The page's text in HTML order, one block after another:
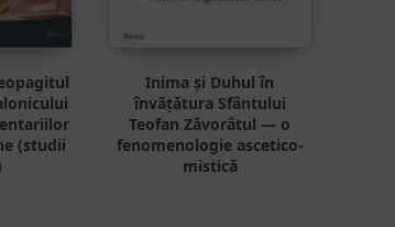
(studii
Inima și Duhul în
învățătura Sfântului
Teofan Zăvorâtul — o
fenomenologie ascetico-
mistică